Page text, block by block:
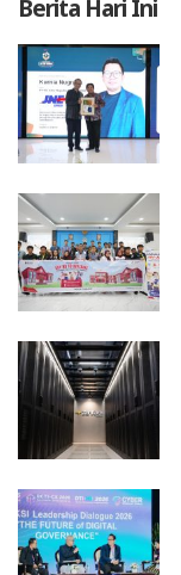
Berita Hari Ini